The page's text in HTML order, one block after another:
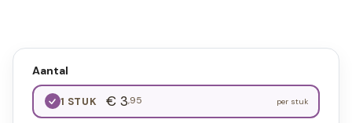
Aantal
1 STUK € 3,95 per stuk